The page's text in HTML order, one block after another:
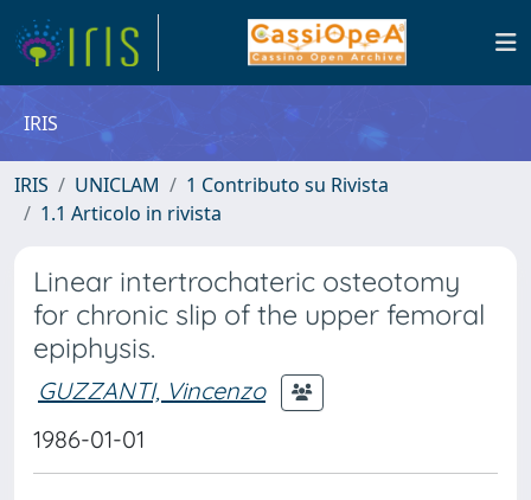
IRIS
IRIS UNICLAM
1 Contributo su Rivista
1.1 Articolo in rivista
Linear intertrochateric osteotomy
for chronic slip of the upper femoral
epiphysis.
GUZZANTI, Vincenzo
1986-01-01